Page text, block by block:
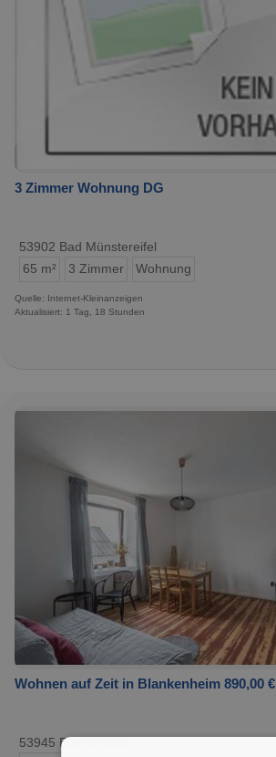
3 Zimmer Wohnung DG
53902 Bad Münstereifel
65 m²
3 Zimmer Wohnung
Quelle: Internet-Kleinanzeigen
Aktualisiert: 1 Tag, 18 Stunden
Wohnen auf Zeit in Blankenheim 890,00 €
53945 Blankenheim